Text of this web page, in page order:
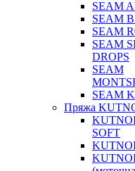
SEAM
SEAM
SEAM
SEAM
DROPS
SEAM
SEAM
Пряжа
SOFT